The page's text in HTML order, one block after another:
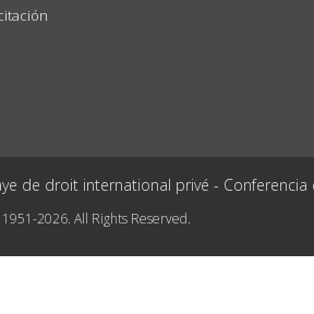
de droit international privé -
2026. All Rights Reserved.